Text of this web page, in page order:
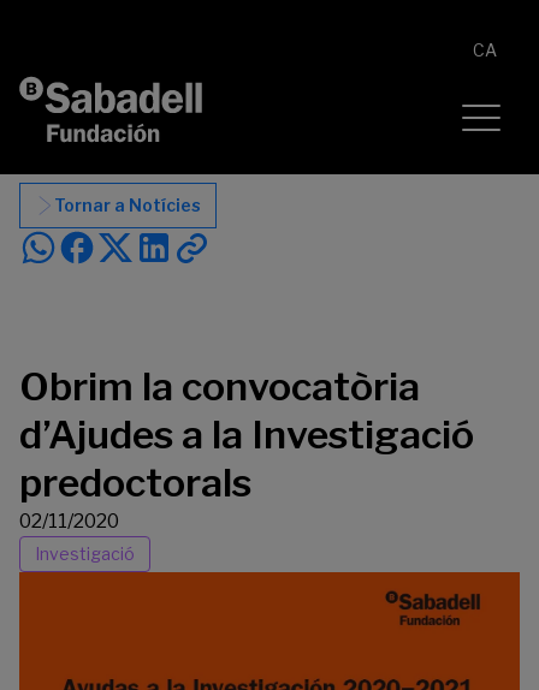
CA
Tornar a Notícies
Obrim la convocatòria
d’Ajudes a la Investigació
predoctorals
02/11/2020
Investigació